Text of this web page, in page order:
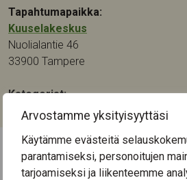
Arvostamme yksityisyyttäsi
Käytämme evästeitä
parantamiseksi, personoitujen
tarjoamiseksi ja liikenteemme
Tapahtumapaikka:
Kuuselakeskus
Nuolialantie 46
33900 Tampere
Kategoriat:
Kulttuuri,Musiikki
← Näytä kaikki